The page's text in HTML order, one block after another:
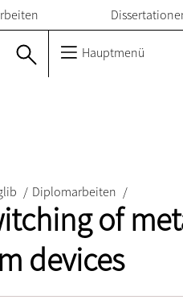
Hauptmenü
/ Diplomarbeiten /
of
devices